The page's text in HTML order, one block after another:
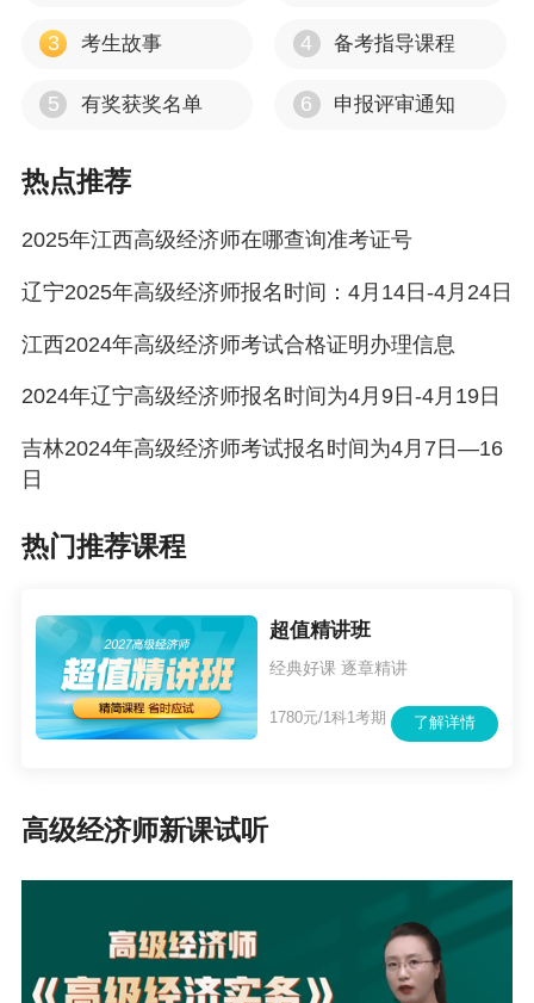
3 考生故事 4 备考指导课程
5 有奖获奖名单 6 申报评审通知
热点推荐
2025年江西高级经济师在哪查询准考证号
辽宁2025年高级经济师报名时间：4月14日-4月24日
江西2024年高级经济师考试合格证明办理信息
2024年辽宁高级经济师报名时间为4月9日-4月19日
吉林2024年高级经济师考试报名时间为4月7日—16
日
热门推荐课程
超值精讲班
经典好课 逐章精讲
了解详情
1780元/1科1考期
高级经济师新课试听